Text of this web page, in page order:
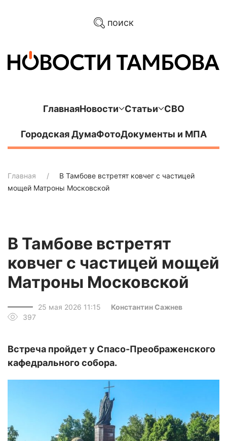
поиск
ГлавнаяНовости Статьи СВО
Городская ДумаФотоДокументы и МПА
Главная
В Тамбове встретят ковчег с частицей
мощей Матроны Московской
В Тамбове встретят
ковчег с частицей мощей
Матроны Московской
25 мая 2026 11:15
Константин Сажнев
397
Встреча пройдет у Спасо-Преображенского
кафедрального собора.